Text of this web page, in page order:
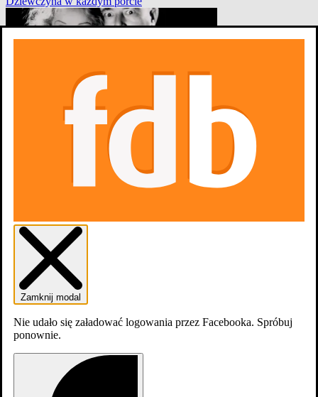
King Kong
Zamknij modal
Nie udało się załadować logowania przez Facebooka. Spróbuj
ponownie.